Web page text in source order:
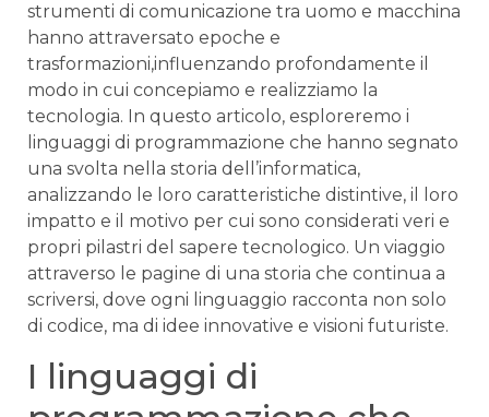
strumenti ‌di comunicazione tra uomo e macchina
hanno attraversato epoche e⁢
trasformazioni,influenzando profondamente il
modo in cui⁣ concepiamo e realizziamo la
tecnologia. In questo articolo, esploreremo i
⁤linguaggi di programmazione che hanno segnato
⁤una⁢ svolta nella storia dell’informatica,
‌analizzando le loro caratteristiche distintive, ⁣il loro
⁣impatto e il‌ motivo ⁤per cui sono ⁣considerati⁢ veri e
propri pilastri del⁢ sapere tecnologico. Un viaggio
⁢attraverso le pagine di⁤ una storia‍ che continua a
scriversi, dove ogni ‌linguaggio racconta non⁤ solo⁤
di codice, ma di idee ⁣innovative e visioni futuriste.
I linguaggi ‌di